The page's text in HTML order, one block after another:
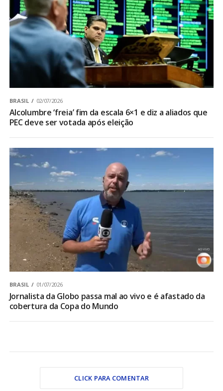
BRASIL 02/07/2026
Alcolumbre ‘freia’ fim da escala 6×1 e diz a aliados que
PEC deve ser votada após eleição
BRASIL 01/07/2026
Jornalista da Globo passa mal ao vivo e é afastado da
cobertura da Copa do Mundo
CLICK PARA COMENTAR